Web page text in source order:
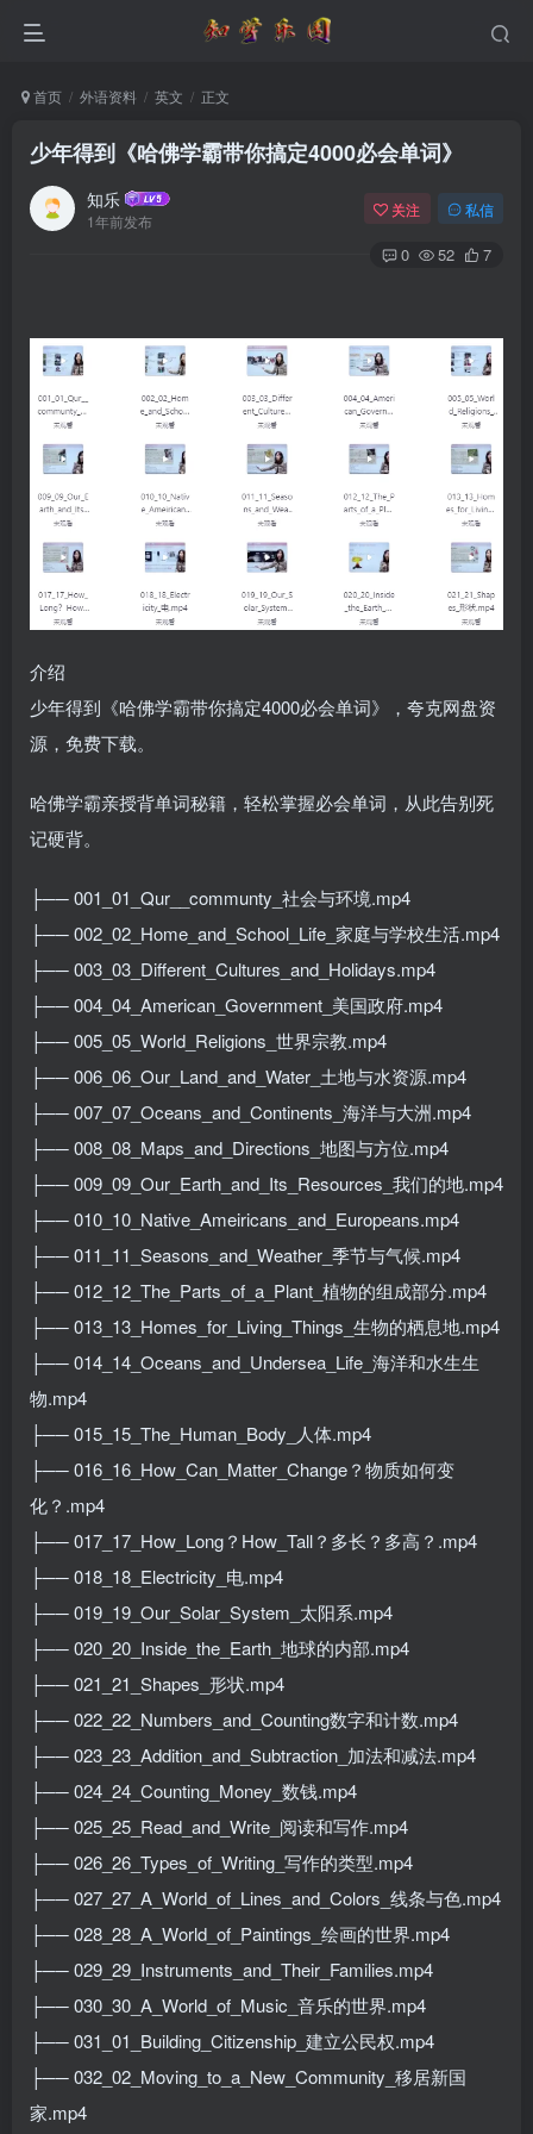
首页 外语资料 英文 正文
少年得到《哈佛学霸带你搞定4000必会单词》
知乐
1年前发布
关注 私信
0 52 7
介绍
少年得到《哈佛学霸带你搞定4000必会单词》，夸克网盘资
源，免费下载。
哈佛学霸亲授背单词秘籍，轻松掌握必会单词，从此告别死
记硬背。
├── 001_01_Qur__communty_社会与环境.mp4
├── 002_02_Home_and_School_Life_家庭与学校生活.mp4
├── 003_03_Different_Cultures_and_Holidays.mp4
├── 004_04_American_Government_美国政府.mp4
├── 005_05_World_Religions_世界宗教.mp4
├── 006_06_Our_Land_and_Water_土地与水资源.mp4
├── 007_07_Oceans_and_Continents_海洋与大洲.mp4
├── 008_08_Maps_and_Directions_地图与方位.mp4
├── 009_09_Our_Earth_and_Its_Resources_我们的地.mp4
├── 010_10_Native_Ameiricans_and_Europeans.mp4
├── 011_11_Seasons_and_Weather_季节与气候.mp4
├── 012_12_The_Parts_of_a_Plant_植物的组成部分.mp4
├── 013_13_Homes_for_Living_Things_生物的栖息地.mp4
├── 014_14_Oceans_and_Undersea_Life_海洋和水生生
物.mp4
├── 015_15_The_Human_Body_人体.mp4
├── 016_16_How_Can_Matter_Change？物质如何变
化？.mp4
├── 017_17_How_Long？How_Tall？多长？多高？.mp4
├── 018_18_Electricity_电.mp4
├── 019_19_Our_Solar_System_太阳系.mp4
├── 020_20_Inside_the_Earth_地球的内部.mp4
├── 021_21_Shapes_形状.mp4
├── 022_22_Numbers_and_Counting数字和计数.mp4
├── 023_23_Addition_and_Subtraction_加法和减法.mp4
├── 024_24_Counting_Money_数钱.mp4
├── 025_25_Read_and_Write_阅读和写作.mp4
├── 026_26_Types_of_Writing_写作的类型.mp4
├── 027_27_A_World_of_Lines_and_Colors_线条与色.mp4
├── 028_28_A_World_of_Paintings_绘画的世界.mp4
├── 029_29_Instruments_and_Their_Families.mp4
├── 030_30_A_World_of_Music_音乐的世界.mp4
├── 031_01_Building_Citizenship_建立公民权.mp4
├── 032_02_Moving_to_a_New_Community_移居新国
家.mp4